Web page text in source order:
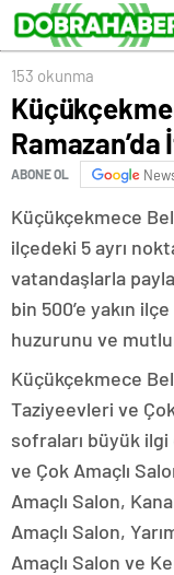
153 okunma
ABONE OL
Küçükçekmece
ilçedeki 5 ayrı
vatandaşlarla
bin 500’e yakın
huzurunu ve
Küçükçekmece
Taziyeevleri ve
sofraları büyük
ve Çok Amaçlı
Amaçlı Salon,
Amaçlı Salon,
Amaçlı Salon ve